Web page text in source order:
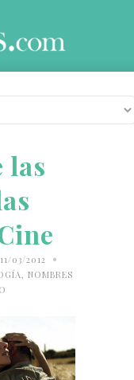
las
11/03/2012 •
, NOMBRES